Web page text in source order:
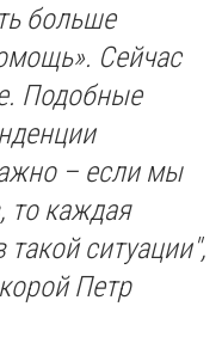
больше
Сейчас
Подобные
– если мы
то каждая
ситуации",
Петр